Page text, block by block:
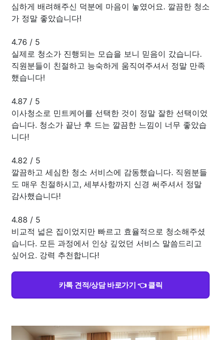
심하게 배려해주신 덕분에 마음이 놓였어요. 깔끔한 청소
가 정말 좋았습니다!
4.76 / 5
실제로 청소가 진행되는 모습을 보니 믿음이 갔습니다.
직원분들이 친절하고 능숙하게 움직여주셔서 정말 만족
했습니다!
4.87 / 5
이사청소로 민트케어를 선택한 것이 정말 잘한 선택이었
습니다. 청소가 끝난 후 드는 깔끔한 느낌이 너무 좋았습
니다!
4.82 / 5
깔끔하고 세심한 청소 서비스에 감동했습니다. 직원분들
도 매우 친절하시고, 세부사항까지 신경 써주셔서 정말
감사했습니다!
4.88 / 5
비교적 넓은 집이었지만 빠르고 효율적으로 청소해주셨
습니다. 모든 과정에서 인상 깊었던 서비스 말씀드리고
싶어요. 강력 추천합니다!
카톡 견적/상담 바로가기 👈 클릭